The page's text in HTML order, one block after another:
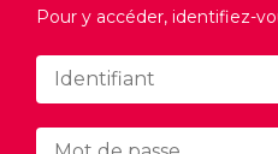
Pour y accéder, identifiez-